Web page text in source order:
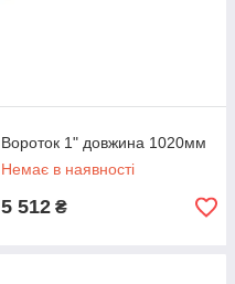
Вороток 1" довжина 1020мм
Немає в наявності
5 512 ₴